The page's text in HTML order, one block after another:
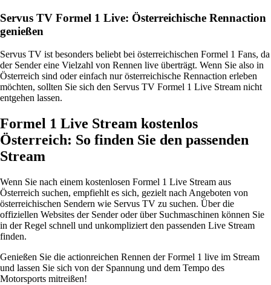
Servus TV Formel 1 Live: Österreichische Rennaction
genießen
Servus TV ist besonders beliebt bei österreichischen Formel 1 Fans, da
der Sender eine Vielzahl von Rennen live überträgt. Wenn Sie also in
Österreich sind oder einfach nur österreichische Rennaction erleben
möchten, sollten Sie sich den Servus TV Formel 1 Live Stream nicht
entgehen lassen.
Formel 1 Live Stream kostenlos
Österreich: So finden Sie den passenden
Stream
Wenn Sie nach einem kostenlosen Formel 1 Live Stream aus
Österreich suchen, empfiehlt es sich, gezielt nach Angeboten von
österreichischen Sendern wie Servus TV zu suchen. Über die
offiziellen Websites der Sender oder über Suchmaschinen können Sie
in der Regel schnell und unkompliziert den passenden Live Stream
finden.
Genießen Sie die actionreichen Rennen der Formel 1 live im Stream
und lassen Sie sich von der Spannung und dem Tempo des
Motorsports mitreißen!